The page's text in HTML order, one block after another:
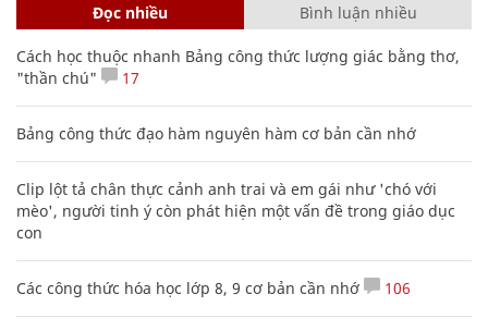
Đọc nhiều Bình luận nhiều
Cách học thuộc nhanh Bảng công thức lượng giác bằng thơ,
"thần chú"
17
Bảng công thức đạo hàm nguyên hàm cơ bản cần nhớ
Clip lột tả chân thực cảnh anh trai và em gái như 'chó với
mèo', người tinh ý còn phát hiện một vấn đề trong giáo dục
con
Các công thức hóa học lớp 8, 9 cơ bản cần nhớ 106